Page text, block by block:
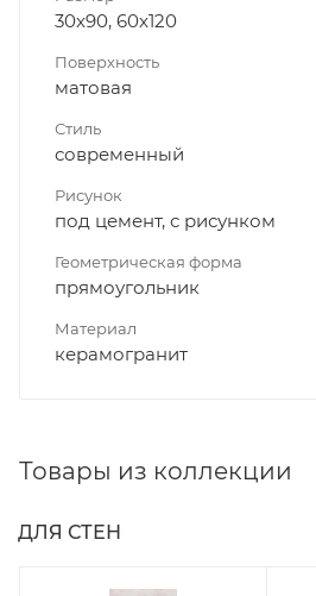
30x90, 60x120
Поверхность
матовая
Стиль
современный
Рисунок
под цемент, с рисунком
Геометрическая форма
прямоугольник
Материал
керамогранит
Товары из коллекции
ДЛЯ СТЕН